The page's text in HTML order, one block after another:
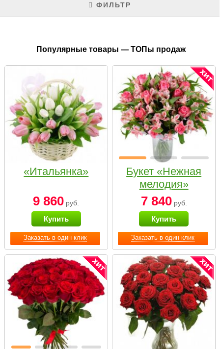
ФИЛЬТР
Популярные товары — ТОПы продаж
Заказать в один клик
«Итальянка»
9 860 руб.
Купить
Заказать в один клик
Букет «Нежная
мелодия»
7 840руб.
Купить